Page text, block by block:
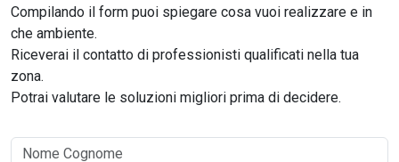
Compilando il form puoi spiegare cosa vuoi realizzare e in
che ambiente.
Riceverai il contatto di professionisti qualificati nella tua
zona.
Potrai valutare le soluzioni migliori prima di decidere.